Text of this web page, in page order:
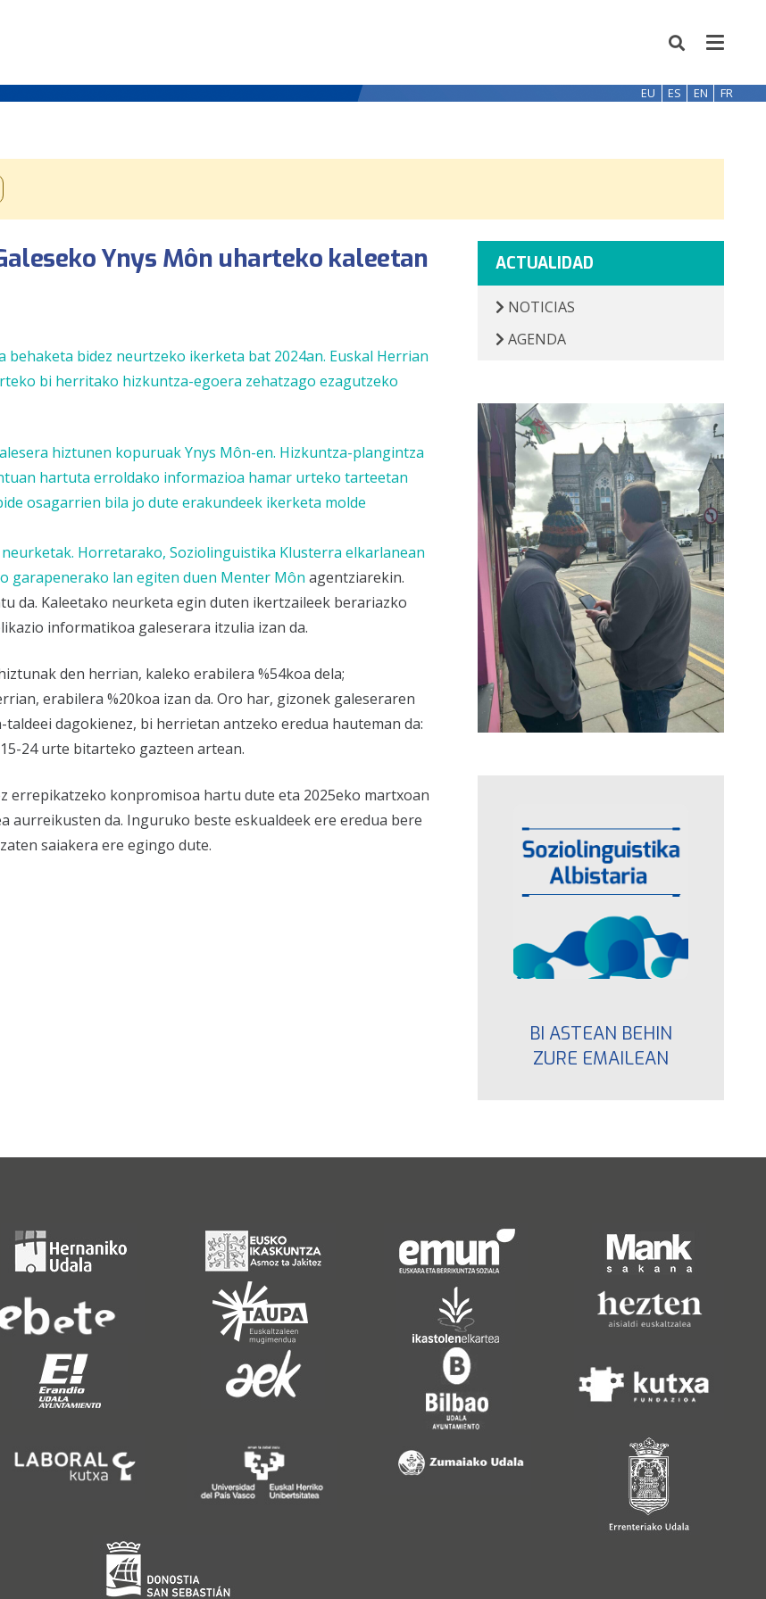
EU ES EN FR
Ynys Môn uharteko kaleetan
bidez neurtzeko ikerketa bat 2024an. Euskal Herrian
bi herritako hizkuntza-egoera zehatzago ezagutzeko
hiztunen kopuruak Ynys Môn-en. Hizkuntza-plangintza
hartuta erroldako informazioa hamar urteko tarteetan
osagarrien bila jo dute erakundeek ikerketa molde
Horretarako, Soziolinguistika Klusterra elkarlanean
garapenerako lan egiten duen Menter Môn agentziarekin.
da. Kaleetako neurketa egin duten ikertzaileek berariazko
informatikoa galeserara itzulia izan da.
den herrian, kaleko erabilera %54koa dela;
erabilera %20koa izan da. Oro har, gizonek galeseraren
dagokienez, bi herrietan antzeko eredua hauteman da:
24 urte bitarteko gazteen artean.
konpromisoa hartu dute eta 2025eko martxoan
da. Inguruko beste eskualdeek ere eredua bere
saiakera ere egingo dute.
ACTUALIDAD
NOTICIAS
AGENDA
BI ASTEAN BEHIN
ZURE EMAILEAN